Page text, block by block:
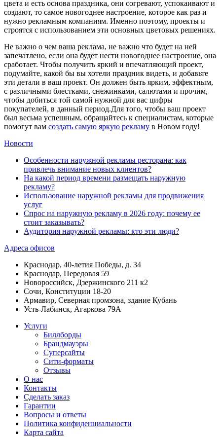
цвета и есть основа праздника, они согревают, успокаивают и
создают, то самое новогоднее настроение, которое как раз и
нужно рекламным компаниям. Именно поэтому, проекты и
строятся с использованием эти основных цветовых решениях.
Не важно о чем ваша реклама, не важно что будет на ней
запечатлено, если она будет нести новогоднее настроение, она
сработает. Чтобы получить яркий и впечатляющий проект,
подумайте, какой бы вы хотели праздник видеть, и добавьте
эти детали в ваш проект. Он должен быть ярким, эффектным,
с различными блестками, снежинками, салютами и прочим,
чтобы добиться той самой нужной для вас цифры
покупателей, в данный период.Для того, чтобы ваш проект
был весьма успешным, обращайтесь к специалистам, которые
помогут вам создать самую яркую рекламу в Новом году!
Новости
Особенности наружной рекламы ресторана: как
привлечь внимание новых клиентов?
На какой период времени размещать наружную
рекламу?
Использование наружной рекламы для продвижения
услуг
Спрос на наружную рекламу в 2026 году: почему ее
стоит заказывать?
Аудитория наружной рекламы: кто эти люди?
Адреса офисов
Краснодар, 40-летия Победы, д. 34
Краснодар, Передовая 59
Новороссийск, Дзержинского 211 к2
Сочи, Конституции 18-20
Армавир, Северная промзона, здание Кубань
Усть-Лабинск, Агаркова 79А
Услуги
Биллборды
Брандмауэры
Суперсайты
Сити-форматы
Отзывы
О нас
Контакты
Сделать заказ
Гарантии
Вопросы и ответы
Политика конфиденциальности
Карта сайта